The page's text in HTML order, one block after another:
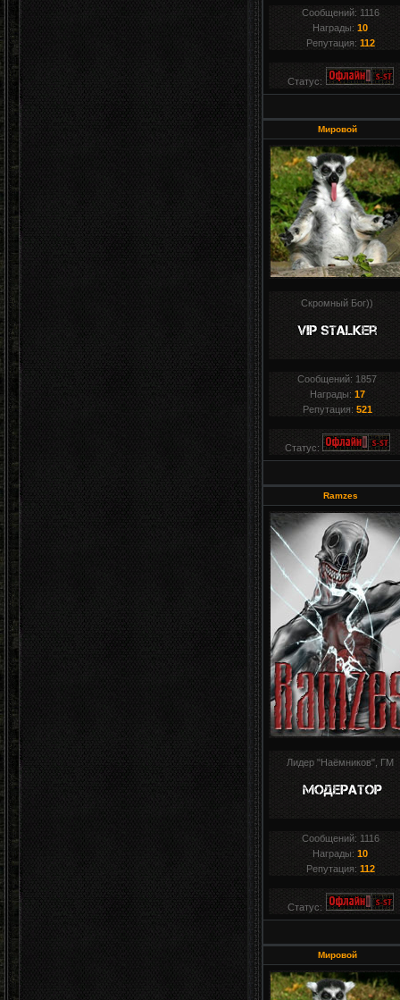
Сообщений: 1116
Награды:10
Репутация: 112
Статус:
Мировой
Скромный Бог))
Сообщений: 1857
Награды: 17
Репутация: 521
Статус:
Ramzes
Лидер "Наёмников", ГМ
Сообщений: 1116
Награды:10
Репутация: 112
Статус:
Мировой